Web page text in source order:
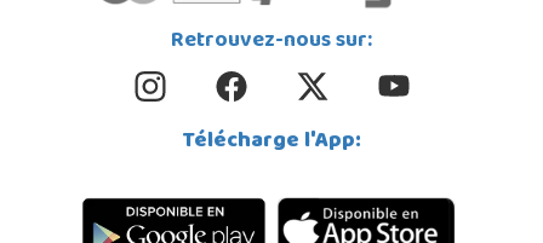
Retrouvez-nous sur:
Télécharge l'App: